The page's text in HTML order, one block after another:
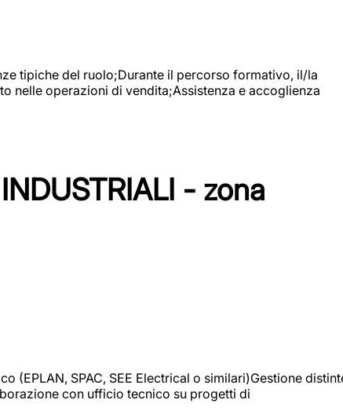
tipiche del ruolo;Durante il percorso formativo, il/la
nelle operazioni di vendita;Assistenza e accoglienza
- zona
SPAC, SEE Electrical o similari)Gestione
con ufficio tecnico su progetti di